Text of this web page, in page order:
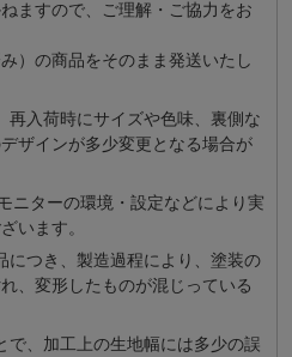
ますので、ご理解・ご協⼒をお
）の商品をそのまま発送いたし
再⼊荷時にサイズや⾊味、裏側な
ザインが多少変更となる場合が
ニターの環境・設定などにより実
います。
につき、製造過程により、塗装の
、変形したものが混じっている
で、加工上の生地幅には多少の誤